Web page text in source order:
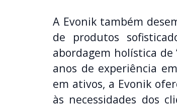
A Evonik também
de produtos
abordagem holística de
anos de experiência
em ativos, a Evonik
às necessidades dos